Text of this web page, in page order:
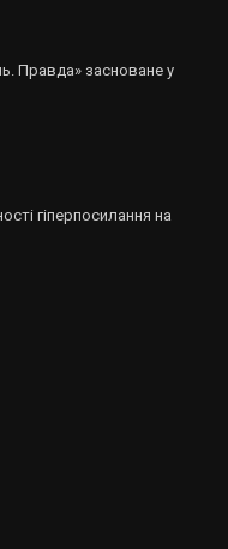
Правда» засноване у
гіперпосилання на